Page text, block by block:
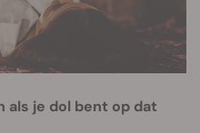
als je dol bent op dat